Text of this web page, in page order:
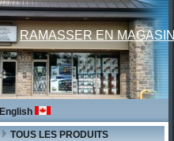
RAMASSER EN MAGASIN
English
TOUS LES PRODUITS